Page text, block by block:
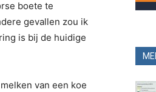
boete te
gevallen zou ik
is bij de huidige
van een koe